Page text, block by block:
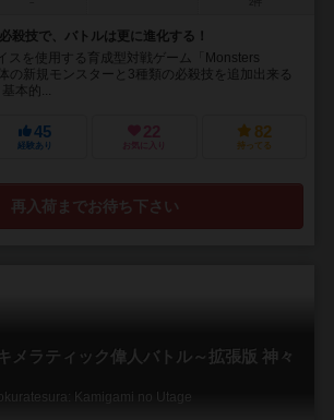
殺技で、バトルは更に進化する！
スを使用する育成型対戦ゲーム「Monsters
の新規モンスターと3種類の必殺技を追加出来る
本的...
45
経験あり
22
お気に入り
82
持ってる
再入荷までお待ち下さい
メラティック偉人バトル～拡張版 神々
Kamigami no Utage